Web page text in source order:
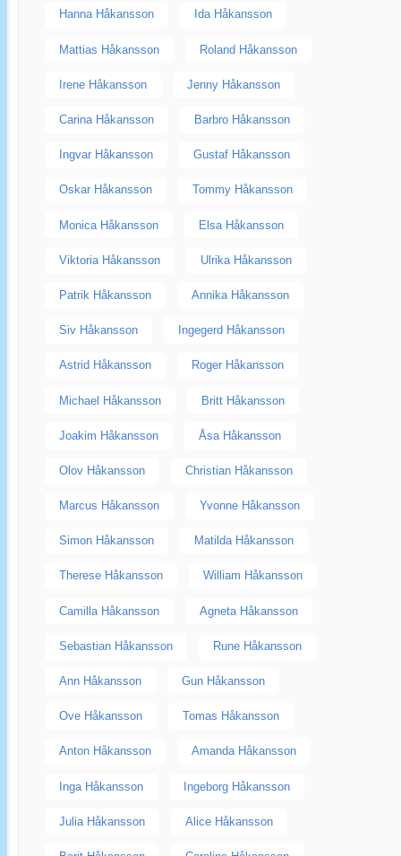
Hanna Håkansson Ida Håkansson
Mattias Håkansson Roland Håkansson
Irene Håkansson Jenny Håkansson
Carina Håkansson Barbro Håkansson
Ingvar Håkansson Gustaf Håkansson
Oskar Håkansson Tommy Håkansson
Monica Håkansson Elsa Håkansson
Viktoria Håkansson Ulrika Håkansson
Patrik Håkansson Annika Håkansson
Siv Håkansson Ingegerd Håkansson
Astrid Håkansson Roger Håkansson
Michael Håkansson Britt Håkansson
Joakim Håkansson Åsa Håkansson
Olov Håkansson Christian Håkansson
Marcus Håkansson Yvonne Håkansson
Simon Håkansson Matilda Håkansson
Therese Håkansson William Håkansson
Camilla Håkansson Agneta Håkansson
Sebastian Håkansson Rune Håkansson
Ann Håkansson Gun Håkansson
Ove Håkansson Tomas Håkansson
Anton Håkansson Amanda Håkansson
Inga Håkansson Ingeborg Håkansson
Julia Håkansson Alice Håkansson